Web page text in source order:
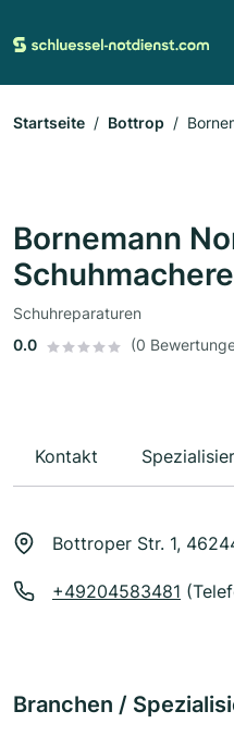
Startseite Bottrop
Bornemann
Schuhreparaturen
0.0
(0
Kontakt
Bottroper Str. 1,
+49204583481
Branchen /